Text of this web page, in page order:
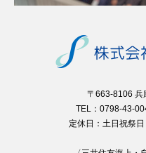
〒663-8106 兵
TEL：0798-43-
定休日：土日祝祭